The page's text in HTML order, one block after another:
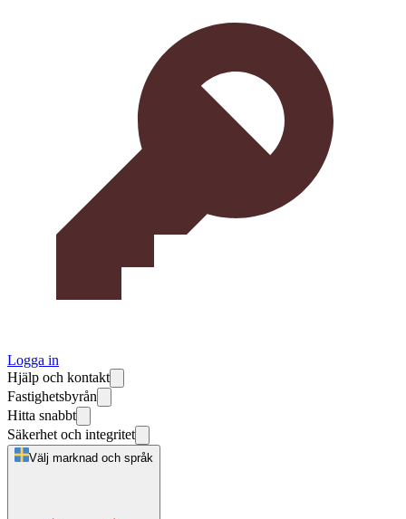
Logga in
Hjälp och kontakt
Fastighetsbyrån
Hitta snabbt
Säkerhet och integritet
Välj marknad och språk